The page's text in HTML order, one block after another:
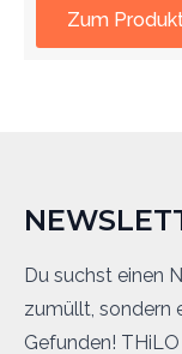
Zum
Du suchst einen
zumüllt, sondern
Gefunden!